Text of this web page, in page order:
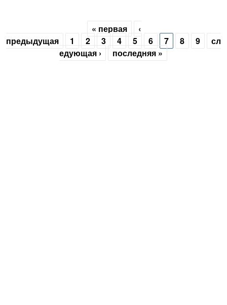
Pages
« первая
‹
предыдущая
1 2 3 4 5 6 7 8 9
сл
едующая ›
последняя »